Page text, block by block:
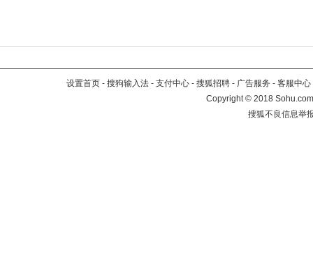
设置首页 - 搜狗输入法 - 支付中心 - 搜狐招聘 - 广告服务 - 客服中心
Copyright©2018
搜狐不良信息举